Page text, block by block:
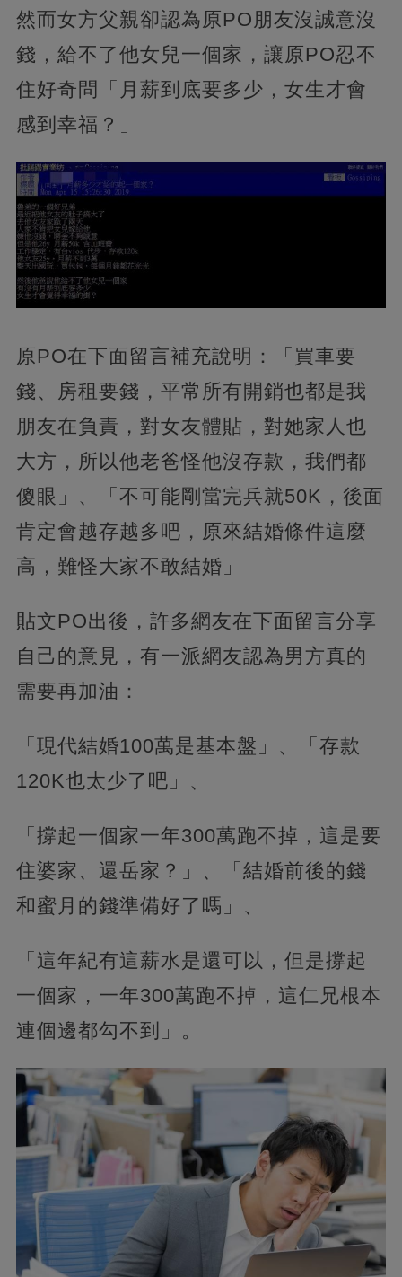
然而女方父親卻認為原PO朋友沒誠意沒
錢，給不了他女兒一個家，讓原PO忍不
住好奇問「月薪到底要多少，女生才會
感到幸福？」
原PO在下面留言補充說明：「買車要
錢、房租要錢，平常所有開銷也都是我
朋友在負責，對女友體貼，對她家人也
大方，所以他老爸怪他沒存款，我們都
傻眼」、「不可能剛當完兵就50K，後面
肯定會越存越多吧，原來結婚條件這麼
高，難怪大家不敢結婚」
貼文PO出後，許多網友在下面留言分享
自己的意見，有一派網友認為男方真的
需要再加油：
「現代結婚100萬是基本盤」、「存款
120K也太少了吧」、
「撐起一個家一年300萬跑不掉，這是要
住婆家、還岳家？」、「結婚前後的錢
和蜜月的錢準備好了嗎」、
「這年紀有這薪水是還可以，但是撐起
一個家，一年300萬跑不掉，這仁兄根本
連個邊都勾不到」。